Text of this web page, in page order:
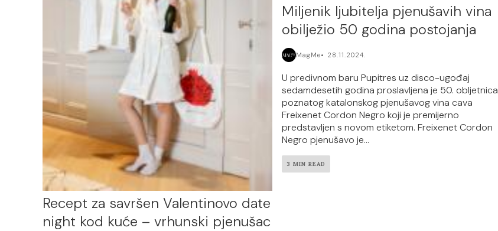
Recept za savršen Valentinovo date
night kod kuće – vrhunski pjenušac
Miljenik ljubitelja pjenušavih vina
obilježio 50 godina postojanja
MagMe 28.11.2024.
U predivnom baru Pupitres uz disco-ugođaj
sedamdesetih godina proslavljena je 50. obljetnica
poznatog katalonskog pjenušavog vina cava
Freixenet Cordon Negro koji je premijerno
predstavljen s novom etiketom. Freixenet Cordon
Negro pjenušavo je...
3 MIN READ